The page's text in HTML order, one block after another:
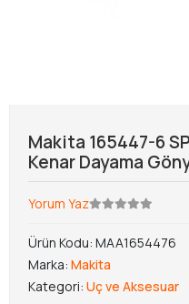
Makita 165447-6
Kenar Dayama
Yorum Yaz
Ürün Kodu: MAA1654476
Marka: Makita
Kategori: Uç ve Aksesuar